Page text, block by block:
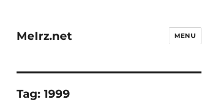
MeIrz.net MENU
Tag:1999